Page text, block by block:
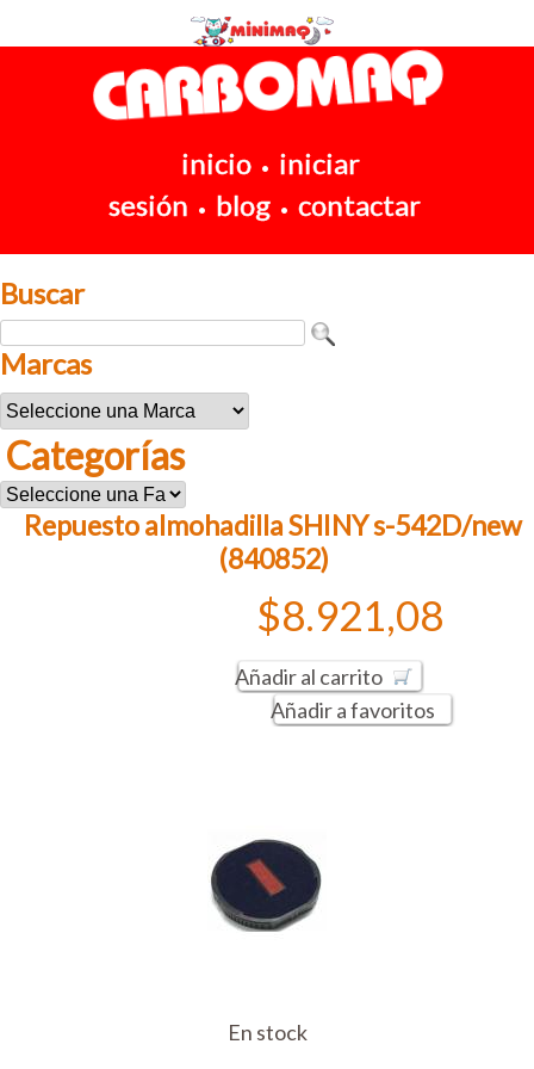
inicio • iniciar
sesión • blog • contactar
Buscar
Marcas
Categorías
Repuesto almohadilla SHINY s-542D/new
(840852)
$8.921,08
Añadir al carrito
Añadir a favoritos
En stock